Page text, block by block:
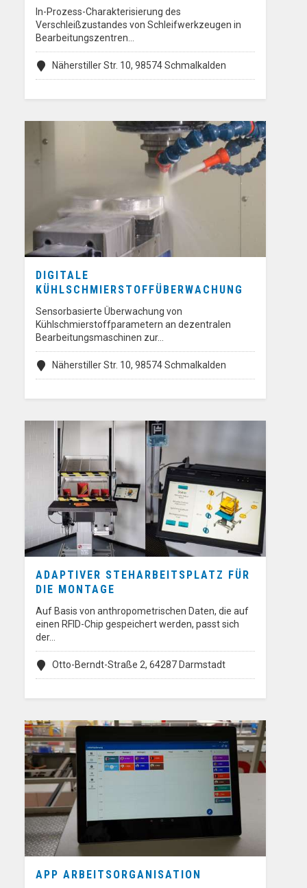
In-Prozess-Charakterisierung des
Verschleißzustandes von Schleifwerkzeugen in
Bearbeitungszentren…
Näherstiller Str. 10, 98574 Schmalkalden
DIGITALE
KÜHLSCHMIERSTOFFÜBERWACHUNG
Sensorbasierte Überwachung von
Kühlschmierstoffparametern an dezentralen
Bearbeitungsmaschinen zur…
Näherstiller Str. 10, 98574 Schmalkalden
ADAPTIVER STEHARBEITSPLATZ FÜR
DIE MONTAGE
Auf Basis von anthropometrischen Daten, die auf
einen RFID-Chip gespeichert werden, passt sich
der…
Otto-Berndt-Straße 2, 64287 Darmstadt
APP ARBEITSORGANISATION